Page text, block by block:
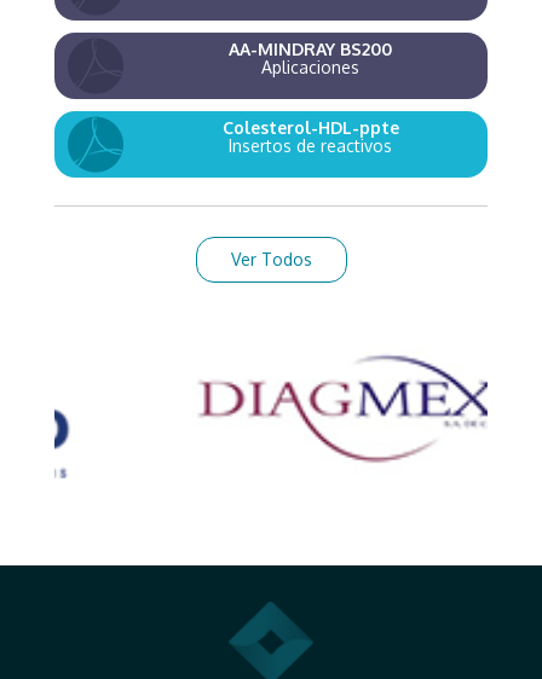
AA-MINDRAY BS200
Aplicaciones
Colesterol-HDL-ppte
Insertos de reactivos
Ver Todos